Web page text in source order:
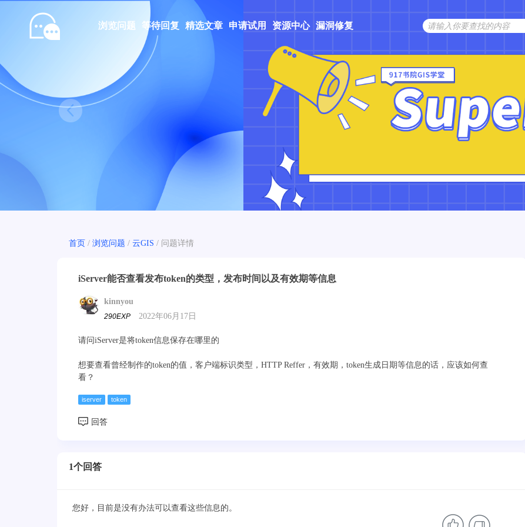
Prev
浏览问题 等待回复 精选文章 申请试用 资源中心 漏洞修复
首页 / 浏览问题 / 云GIS / 问题详情
iServer能否查看发布token的类型，发布时间以及有效期等信息
kinnyou
290EXP 2022年06月17日
请问iServer是将token信息保存在哪里的
想要查看曾经制作的token的值，客户端标识类型，HTTP Reffer，有效期，token生成日期等信息的话，应该如何查
看？
iserver token
1个回答
您好，目前是没有办法可以查看这些信息的。